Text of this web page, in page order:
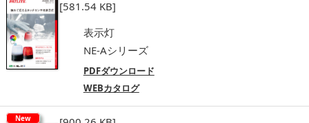
[581.54 KB]
表示灯
NE-Aシリーズ
PDFダウンロード
WEBカタログ
New